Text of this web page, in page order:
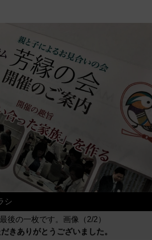
シ
後の一枚です。画像（2/2）
きありがとうございました。